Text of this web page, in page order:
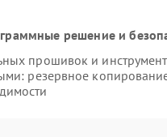
решение и
прошивок и
резервное